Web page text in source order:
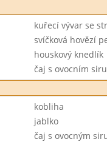
kuřecí vývar se
svíčková hovězí
houskový knedlík
čaj s ovocním
kobliha
jablko
čaj s ovocným